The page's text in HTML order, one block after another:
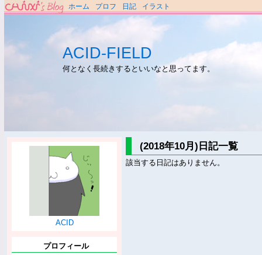
ホーム プロフ 日記 イラスト
ACID-FIELD
何となく長続きするといいなと思ってます。
ACID
プロフィール
(2018年10月)日記一覧
該当する日記はありません。